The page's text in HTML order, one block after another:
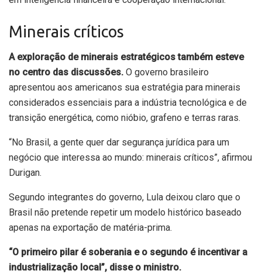
Minerais críticos
A exploração de minerais estratégicos também esteve
no centro das discussões. O governo brasileiro
apresentou aos americanos sua estratégia para minerais
considerados essenciais para a indústria tecnológica e de
transição energética, como nióbio, grafeno e terras raras.
“No Brasil, a gente quer dar segurança jurídica para um
negócio que interessa ao mundo: minerais críticos”, afirmou
Durigan.
Segundo integrantes do governo, Lula deixou claro que o
Brasil não pretende repetir um modelo histórico baseado
apenas na exportação de matéria-prima.
“O primeiro pilar é soberania e o segundo é incentivar a
industrialização local”, disse o ministro.